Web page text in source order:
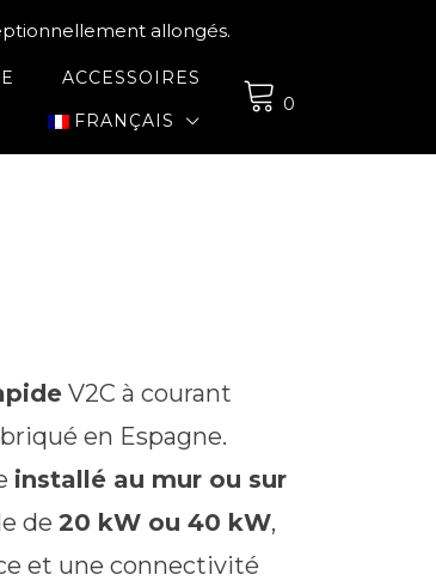
allongés.
ACCESSOIRES
FRANÇAIS
0
:
V2C à courant
en Espagne.
installé au mur ou sur
de 20 kW ou 40 kW,
et une connectivité